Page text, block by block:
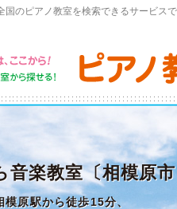
国のピアノ教室を検索できるサービス
音楽教室〔相模原
模原駅から徒歩15分、